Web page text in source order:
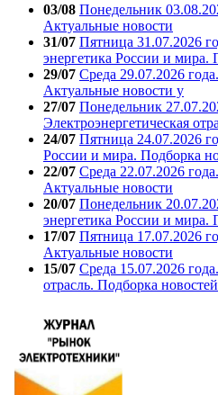
03/08 Понедельник
Актуальные новости
31/07 Пятница 31.07.2026
энергетика России и мира.
29/07 Среда 29.07.2026
Актуальные новости у
27/07 Понедельник
Электроэнергетическая
24/07 Пятница 24.07.2026
России и мира. Подборка
22/07 Среда 22.07.2026
Актуальные новости
20/07 Понедельник
энергетика России и мира.
17/07 Пятница 17.07.2026
Актуальные новости
15/07 Среда 15.07.2026
отрасль. Подборка новостей